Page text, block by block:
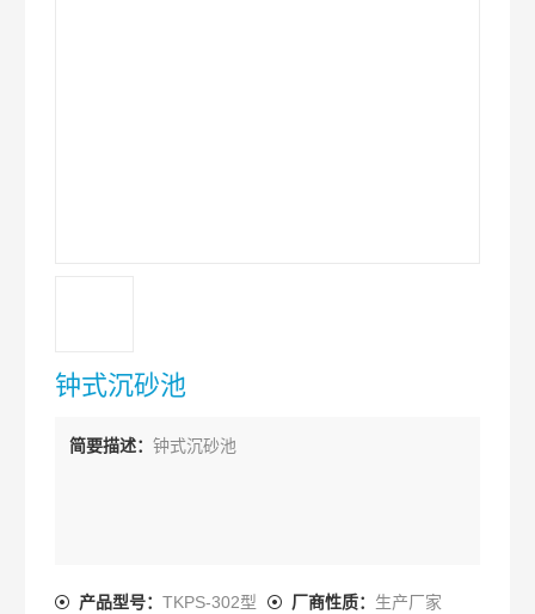
钟式沉砂池
简要描述：钟式沉砂池
产品型号：TKPS-302型 厂商性质： 生产厂家